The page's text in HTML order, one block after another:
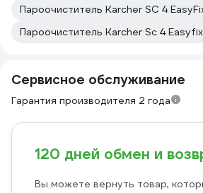
Пароочиститель Karcher SC 4
Пароочиститель Karcher Sc 4
Сервисное обслуживание
Гарантия производителя 2 года
120 дней обмен и
Вы можете вернуть товар,